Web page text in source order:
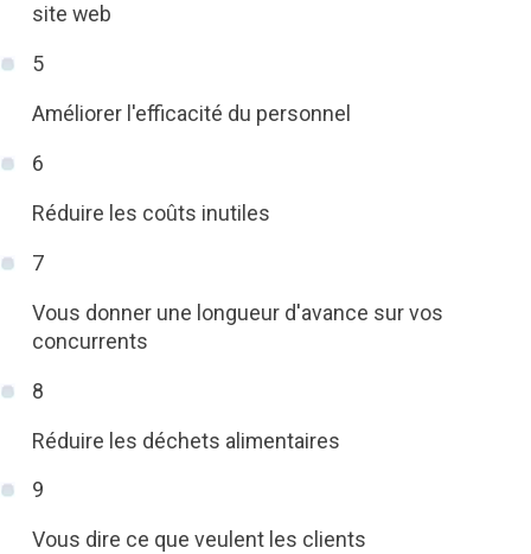
site web
5
Améliorer l'efficacité du personnel
6
Réduire les coûts inutiles
7
Vous donner une longueur d'avance sur vos
concurrents
8
Réduire les déchets alimentaires
9
Vous dire ce que veulent les clients